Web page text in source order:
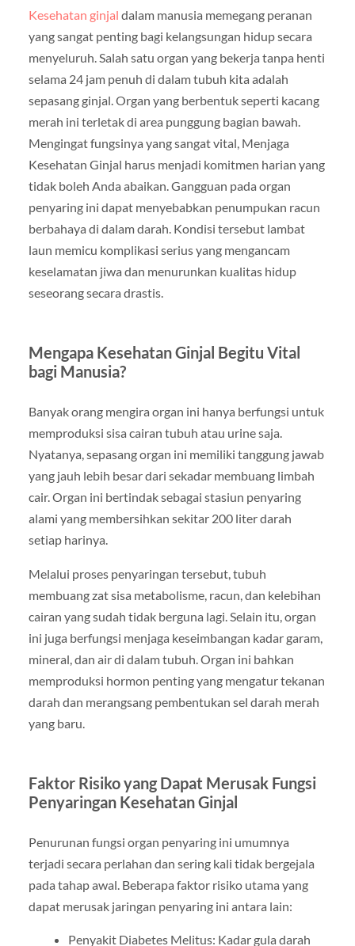
Kesehatan ginjal dalam manusia memegang peranan
yang sangat penting bagi kelangsungan hidup secara
menyeluruh. Salah satu organ yang bekerja tanpa henti
selama 24 jam penuh di dalam tubuh kita adalah
sepasang ginjal. Organ yang berbentuk seperti kacang
merah ini terletak di area punggung bagian bawah.
Mengingat fungsinya yang sangat vital, Menjaga
Kesehatan Ginjal harus menjadi komitmen harian yang
tidak boleh Anda abaikan. Gangguan pada organ
penyaring ini dapat menyebabkan penumpukan racun
berbahaya di dalam darah. Kondisi tersebut lambat
laun memicu komplikasi serius yang mengancam
keselamatan jiwa dan menurunkan kualitas hidup
seseorang secara drastis.
Mengapa Kesehatan Ginjal Begitu Vital
bagi Manusia?
Banyak orang mengira organ ini hanya berfungsi untuk
memproduksi sisa cairan tubuh atau urine saja.
Nyatanya, sepasang organ ini memiliki tanggung jawab
yang jauh lebih besar dari sekadar membuang limbah
cair. Organ ini bertindak sebagai stasiun penyaring
alami yang membersihkan sekitar 200 liter darah
setiap harinya.
Melalui proses penyaringan tersebut, tubuh
membuang zat sisa metabolisme, racun, dan kelebihan
cairan yang sudah tidak berguna lagi. Selain itu, organ
ini juga berfungsi menjaga keseimbangan kadar garam,
mineral, dan air di dalam tubuh. Organ ini bahkan
memproduksi hormon penting yang mengatur tekanan
darah dan merangsang pembentukan sel darah merah
yang baru.
Faktor Risiko yang Dapat Merusak Fungsi
Penyaringan Kesehatan Ginjal
Penurunan fungsi organ penyaring ini umumnya
terjadi secara perlahan dan sering kali tidak bergejala
pada tahap awal. Beberapa faktor risiko utama yang
dapat merusak jaringan penyaring ini antara lain:
Penyakit Diabetes Melitus: Kadar gula darah